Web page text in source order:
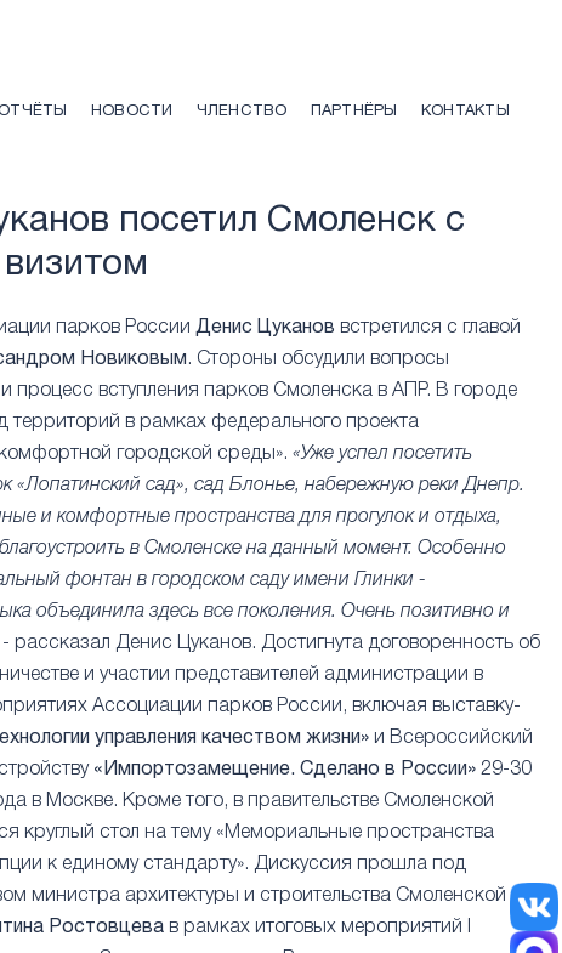
НОВОСТИ ЧЛЕНСТВО ПАРТНЁРЫ КОНТАКТЫ
посетил Смоленск с
парков России Денис Цуканов встретился с главой
Новиковым . Стороны обсудили вопросы
процесс вступления парков Смоленска в АПР. В городе
территорий в рамках федерального проекта
городской среды». «Уже успел посетить
«Лопатинский сад», сад Блонье, набережную реки Днепр.
и комфортные пространства для прогулок и отдыха,
в Смоленске на данный момент. Особенно
фонтан в городском саду имени Глинки -
объединила здесь все поколения. Очень позитивно и
- рассказал Денис Цуканов. Достигнута договоренность об
и участии представителей администрации в
Ассоциации парков России, включая выставку-
управления качеством жизни» и Всероссийский
«Импортозамещение. Сделано в России» 29-30
в Москве. Кроме того, в правительстве Смоленской
круглый стол на тему «Мемориальные пространства
к единому стандарту». Дискуссия прошла под
министра архитектуры и строительства Смоленской
Ростовцева в рамках итоговых мероприятий I